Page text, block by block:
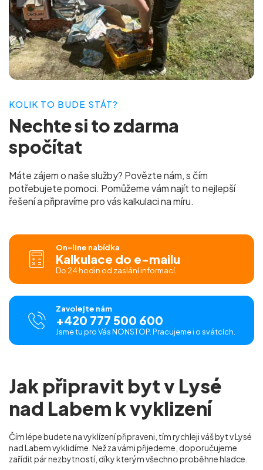
KOLIK TO BUDE STÁT?
Nechte si tozdarma
spočítat
Máte zájem o naše služby? Povězte nám, s čím
potřebujete pomoci. Pomůžeme vám najít to nejlepší
řešení a připravíme pro váskalkulaci na míru.
On-line nabídka
Kalkulace do e-mailu
Do 24 hodin od zaslání informací.
Zavolejte nám
+420 777 500 600
Jsme tu pro Vás NONSTOP. Pracujeme i o svátcích.
Jak připravit byt v Lysé
nad Labem k vyklizení
Čím lépe budete na vyklízení připraveni, tím rychleji váš byt v Lysé
nad Labem vyklidíme. Než za vámi přijedeme, doporučujeme
zařídit pár nezbytností, díky kterým všechno proběhne hladce.